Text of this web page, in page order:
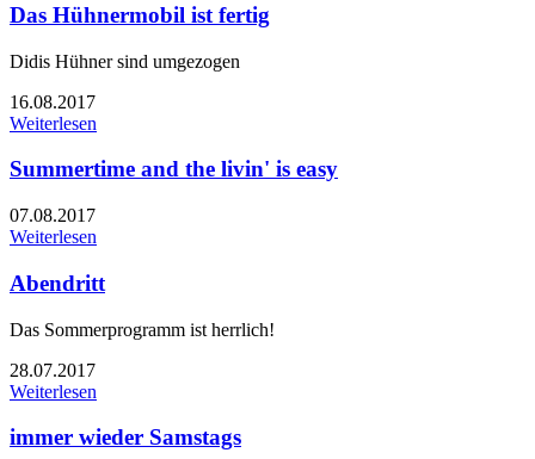
Das Hühnermobil ist fertig
Didis Hühner sind umgezogen
16.08.2017
Weiterlesen
Summertime and the livin' is easy
07.08.2017
Weiterlesen
Abendritt
Das Sommerprogramm ist herrlich!
28.07.2017
Weiterlesen
immer wieder Samstags